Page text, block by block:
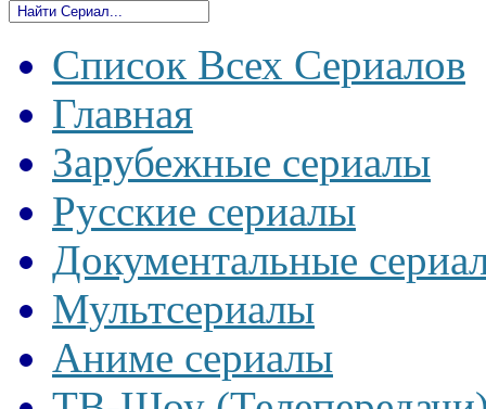
Список Всех Сериалов
Главная
Зарубежные сериалы
Русские сериалы
Документальные
Мультсериалы
Аниме сериалы